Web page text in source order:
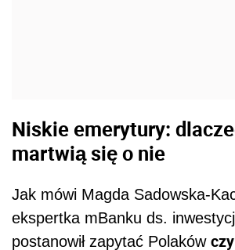
Niskie emerytury:
martwią się o nie
Jak mówi Magda Sadowska-
ekspertka mBanku ds.
postanowił zapytać Polaków